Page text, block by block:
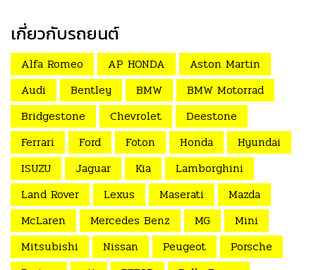
เกี่ยวกับรถยนต์
Alfa Romeo AP HONDA
Aston Martin
Audi
Bentley BMW
BMW Motorrad
Bridgestone
Chevrolet
Deestone
Ferrari
Ford Foton Honda
Hyundai
ISUZU
Jaguar Kia
Lamborghini
Land Rover
Lexus Maserati
Mazda
McLaren
Mercedes Benz MG
Mini
Mitsubishi
Nissan Peugeot
Porsche